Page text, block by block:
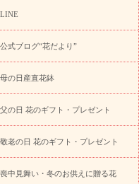
ウ)
特急便 お祝い商品一覧
・快気祝い
フラワー
悔やみの花
四十九日法要以
のお供えフラワー
お盆（新
見舞い
お取り寄せギフト
ミディ胡蝶蘭
プリザーブ
LINE
公式ブログ“花だより”
母の日産直花鉢
父の日 花のギフト・プレゼント
敬老の日 花のギフト・プレゼント
喪中見舞い・冬のお供えに贈る花